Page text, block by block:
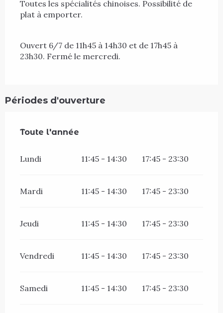
Toutes les spécialités chinoises. Possibilité de
plat à emporter.
Ouvert 6/7 de 11h45 à 14h30 et de 17h45 à
23h30. Fermé le mercredi.
Périodes d'ouverture
Toute l'année
Toute l'année
Lundi 11:45 - 14:30 17:45 - 23:30
Mardi 11:45 - 14:30 17:45 - 23:30
Jeudi 11:45 - 14:30 17:45 - 23:30
Vendredi 11:45 - 14:30 17:45 - 23:30
Samedi 11:45 - 14:30 17:45 - 23:30